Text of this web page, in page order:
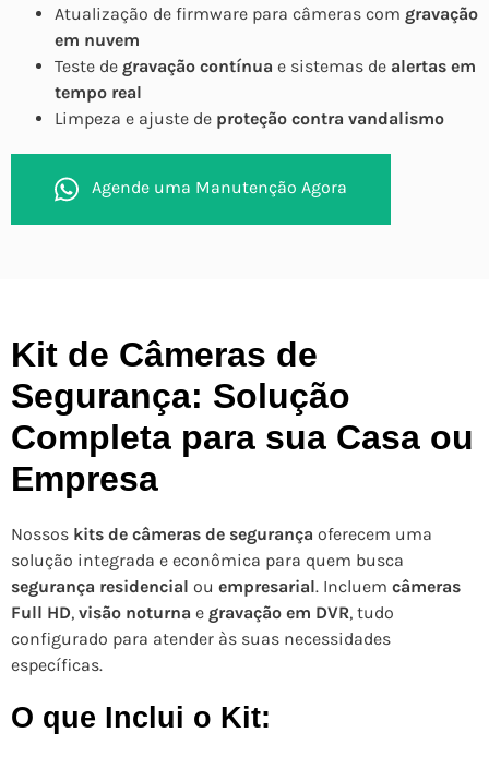
Atualização de firmware para câmeras com gravação
em nuvem
Teste de gravação contínua e sistemas de alertas em
tempo real
Limpeza e ajuste de proteção contra vandalismo
Agende uma Manutenção Agora
Kit de Câmeras de
Segurança: Solução
Completa para sua Casa ou
Empresa
Nossos kits de câmeras de segurança oferecem uma
solução integrada e econômica para quem busca
segurança residencial ou empresarial. Incluem câmeras
Full HD, visão noturna e gravação em DVR, tudo
configurado para atender às suas necessidades
específicas.
O que Inclui o Kit: